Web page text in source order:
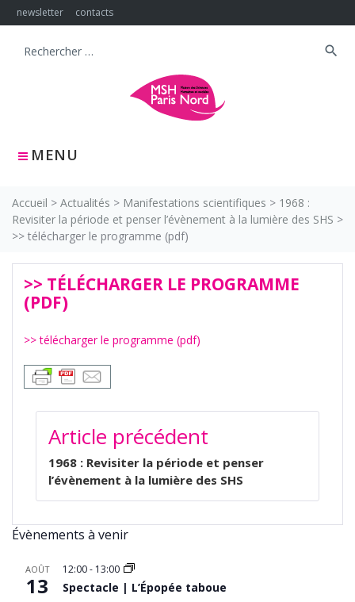
Skip
to
newsletter contacts
MENU
Search
search
Accueil > Actualités > Manifestations scientifiques > 1968 :
Revisiter la période et penser l’évènement à la lumière des SHS >
>> télécharger le programme (pdf)
>> TÉLÉCHARGER LE PROGRAMME
(PDF)
>> télécharger le programme (pdf)
NAVIGATION
DE
L’ARTICLE
Article précédent
1968 : Revisiter la période et penser
l’évènement à la lumière des SHS
Évènements à venir
AOÛT
13
12:00- 13:00
Spectacle | L’Épopée taboue